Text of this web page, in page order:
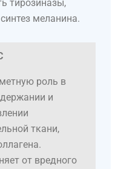
тирозиназы,
меланина.
роль в
и
ткани,
от вредного